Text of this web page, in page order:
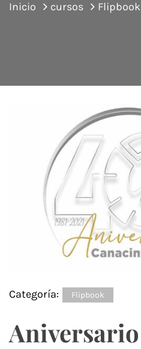
Inicio cursos Flipbook
Categoría: Flipbook
Aniversario